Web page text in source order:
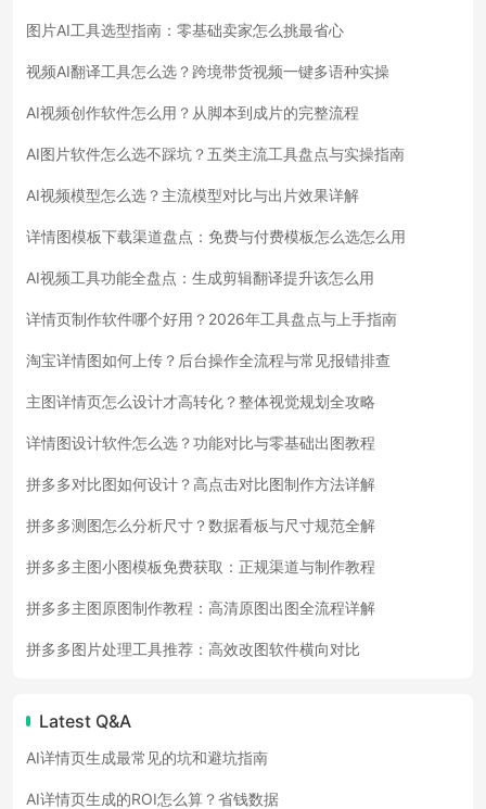
图片AI工具选型指南：零基础卖家怎么挑最省心
视频AI翻译工具怎么选？跨境带货视频一键多语种实操
AI视频创作软件怎么用？从脚本到成片的完整流程
AI图片软件怎么选不踩坑？五类主流工具盘点与实操指南
AI视频模型怎么选？主流模型对比与出片效果详解
详情图模板下载渠道盘点：免费与付费模板怎么选怎么用
AI视频工具功能全盘点：生成剪辑翻译提升该怎么用
详情页制作软件哪个好用？2026年工具盘点与上手指南
淘宝详情图如何上传？后台操作全流程与常见报错排查
主图详情页怎么设计才高转化？整体视觉规划全攻略
详情图设计软件怎么选？功能对比与零基础出图教程
拼多多对比图如何设计？高点击对比图制作方法详解
拼多多测图怎么分析尺寸？数据看板与尺寸规范全解
拼多多主图小图模板免费获取：正规渠道与制作教程
拼多多主图原图制作教程：高清原图出图全流程详解
拼多多图片处理工具推荐：高效改图软件横向对比
Latest Q&A
AI详情页生成最常见的坑和避坑指南
AI详情页生成的ROI怎么算？省钱数据